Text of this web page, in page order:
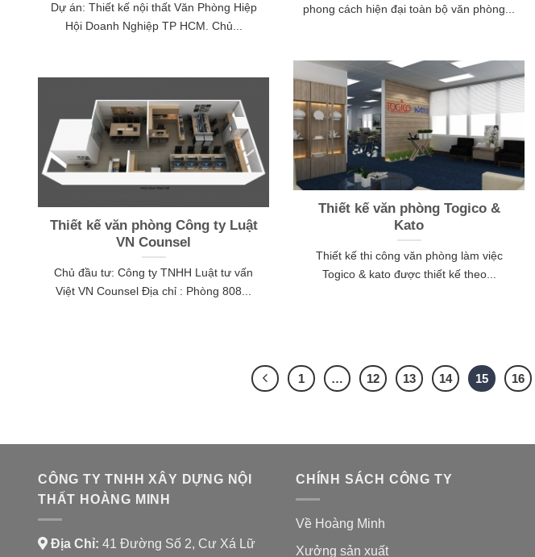
phong cách hiện đại toàn bộ văn phòng...
Dự án: Thiết kế nội thất Văn Phòng Hiệp
Hội Doanh Nghiệp TP HCM. Chủ...
Thiết kế văn phòng Togico &
Kato
Thiết kế thi công văn phòng làm việc
Togico & kato được thiết kế theo...
Thiết kế văn phòng Công ty Luật
VN Counsel
Chủ đầu tư: Công ty TNHH Luật tư vấn
Việt VN Counsel Địa chỉ : Phòng 808...
1 … 12 13 14 15 16
CÔNG TY TNHH XÂY DỰNG NỘI
THẤT HOÀNG MINH
Địa Chỉ: 41 Đường Số 2, Cư Xá Lữ
CHÍNH SÁCH CÔNG TY
Về Hoàng Minh
Xưởng sản xuất